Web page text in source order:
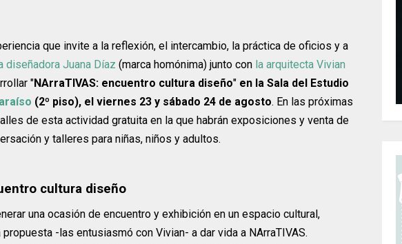
que invite a la reflexión, el intercambio, la práctica de oficios y a
diseñadora Juana Díaz (marca homónima) junto con la arquitecta Vivian
"NArraTIVAS: encuentro cultura diseño" en la Sala del Estudio
(2º piso), el viernes 23 y sábado 24 de agosto. En las próximas
de esta actividad gratuita en la que habrán exposiciones y venta de
y talleres para niñas, niños y adultos.
cultura diseño
una ocasión de encuentro y exhibición en un espacio cultural,
-las entusiasmó con Vivian- a dar vida a NArraTIVAS.